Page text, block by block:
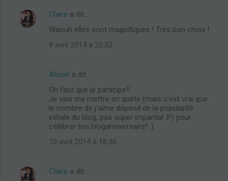
Claire a dit…
Waouh elles sont magnifiques ! Très bon choix !
9 avril 2014 à 20:32
Alison a dit…
Oh faut que je participe!!
Je vais me mettre en quête (mais c'est vrai que
le nombre de j'aime dépend de la popularité
initiale du blog, pas super impartial :P) pour
célébrer ton bloganniversaire! :)
10 avril 2014 à 18:36
Claire a dit…